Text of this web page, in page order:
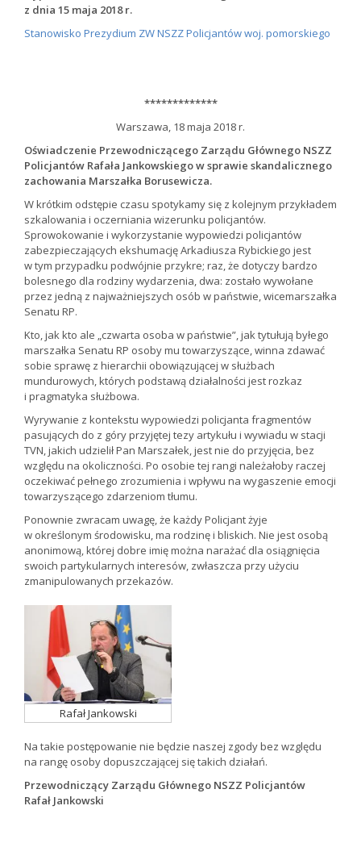
z dnia 15 maja 2018 r.
Stanowisko Prezydium ZW NSZZ Policjantów woj. pomorskiego
*************
Warszawa, 18 maja 2018 r.
Oświadczenie Przewodniczącego Zarządu Głównego NSZZ
Policjantów Rafała Jankowskiego w sprawie skandalicznego
zachowania Marszałka Borusewicza.
W krótkim odstępie czasu spotykamy się z kolejnym przykładem
szkalowania i oczerniania wizerunku policjantów.
Sprowokowanie i wykorzystanie wypowiedzi policjantów
zabezpieczających ekshumację Arkadiusza Rybickiego jest
w tym przypadku podwójnie przykre; raz, że dotyczy bardzo
bolesnego dla rodziny wydarzenia, dwa: zostało wywołane
przez jedną z najważniejszych osób w państwie, wicemarszałka
Senatu RP.
Kto, jak kto ale „czwarta osoba w państwie”, jak tytułują byłego
marszałka Senatu RP osoby mu towarzyszące, winna zdawać
sobie sprawę z hierarchii obowiązującej w służbach
mundurowych, których podstawą działalności jest rozkaz
i pragmatyka służbowa.
Wyrywanie z kontekstu wypowiedzi policjanta fragmentów
pasujących do z góry przyjętej tezy artykułu i wywiadu w stacji
TVN, jakich udzielił Pan Marszałek, jest nie do przyjęcia, bez
względu na okoliczności. Po osobie tej rangi należałoby raczej
oczekiwać pełnego zrozumienia i wpływu na wygaszenie emocji
towarzyszącego zdarzeniom tłumu.
Ponownie zwracam uwagę, że każdy Policjant żyje
w określonym środowisku, ma rodzinę i bliskich. Nie jest osobą
anonimową, której dobre imię można narażać dla osiągnięcia
swoich partykularnych interesów, zwłaszcza przy użyciu
zmanipulowanych przekazów.
Rafał Jankowski
Na takie postępowanie nie będzie naszej zgody bez względu
na rangę osoby dopuszczającej się takich działań.
Przewodniczący Zarządu Głównego NSZZ Policjantów
Rafał Jankowski